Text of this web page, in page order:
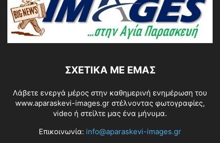
ΣΧΕΤΙΚΆ ΜΕ ΕΜΆΣ
Λάβετε ενεργά μέρος στην καθημερινή ενημέρωση του
www.aparaskevi-images.gr στέλνοντας φωτογραφίες,
video ή στείλτε μας ένα μήνυμα.
Επικοινωνία: info@aparaskevi-images.gr